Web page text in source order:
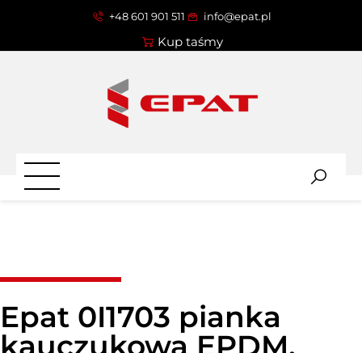
+48 601 901 511 info@epat.pl
Kup taśmy
Epat 0I1703 pianka
kauczukowa EPDM,